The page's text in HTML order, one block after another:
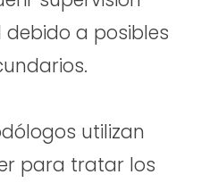
a posibles
utilizan
para tratar los